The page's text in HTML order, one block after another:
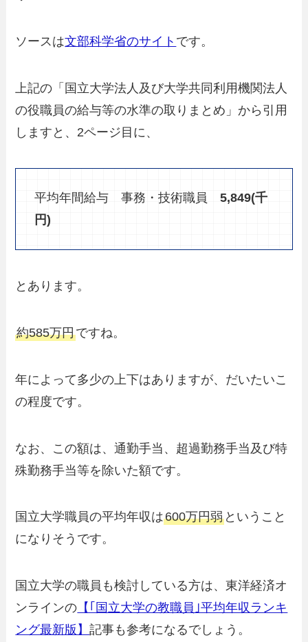
ソースは文部科学省のサイト です。
上記の「国立大学法人及び大学共同利用機関法人
の役職員の給与等の水準の取りまとめ」から引用
しますと、2ページ目に、
平均年間給与 事務・技術職員5,849(千
円)
とあります。
約585万円ですね。
年によって多少の上下はありますが、だいたいこ
の程度です。
なお、この額は、通勤手当、超過勤務手当及び特
殊勤務手当等を除いた額です。
国立大学職員の平均年収は600万円弱 ということ
になりそうです。
国立大学の職員も検討している方は、東洋経済オ
ンラインの 【｢国立大学の教職員｣平均年収ランキ
ング最新版】記事も参考になるでしょう。